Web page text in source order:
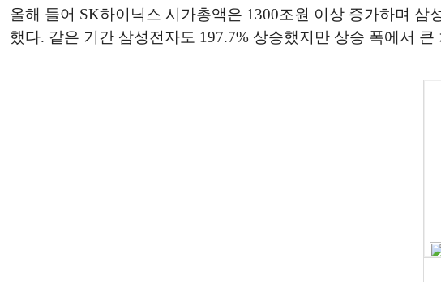
올해 들어 SK하이닉스 시가총액은 1300조원 이상 증가하며
했다. 같은 기간 삼성전자도 197.7% 상승했지만 상승 폭에서 큰